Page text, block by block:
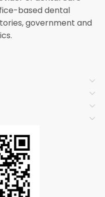
based dental
government and